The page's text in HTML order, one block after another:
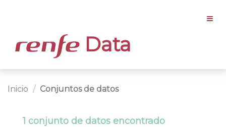
Data
Inicio Conjuntos de datos
1 conjunto de datos encontrado